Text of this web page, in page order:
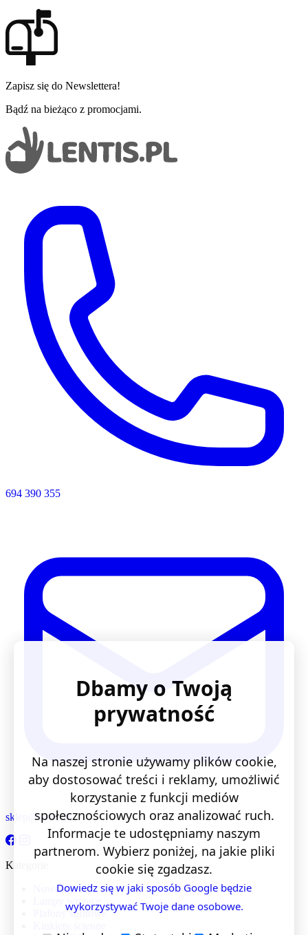
Zapisz się do Newslettera!
Bądź na bieżąco z promocjami.
694 390 355
sklep@lentis.pl
Kategorie
Nowości
Lampy wiszące
Plafony sufitowe
Dbamy o Twoją
prywatność
Na naszej stronie używamy plików cookie,
aby dostosować treści i reklamy, umożliwić
korzystanie z funkcji mediów
społecznościowych oraz analizować ruch.
Informacje te udostępniamy naszym
partnerom. Wybierz poniżej, na jakie pliki
cookie się zgadzasz.
Dowiedz się w jaki sposób Google będzie
wykorzystywać Twoje dane osobowe.